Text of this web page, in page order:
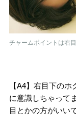
チャームポイントは右
【A4】右目下の
に意識しちゃって
目とかの方がいい